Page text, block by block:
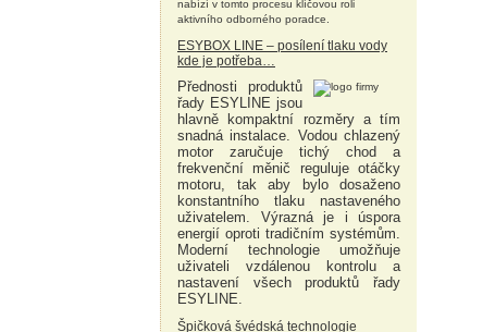
nabízí v tomto procesu klíčovou roli
aktivního odborného poradce.
ESYBOX LINE – posílení tlaku vody
kde je potřeba…
Přednosti produktů
řady ESYLINE jsou
hlavně kompaktní rozměry a tím
snadná instalace. Vodou chlazený
motor zaručuje tichý chod a
frekvenční měnič reguluje otáčky
motoru, tak aby bylo dosaženo
konstantního tlaku nastaveného
uživatelem. Výrazná je i úspora
energií oproti tradičním systémům.
Moderní technologie umožňuje
uživateli vzdálenou kontrolu a
nastavení všech produktů řady
ESYLINE.
Špičková švédská technologie